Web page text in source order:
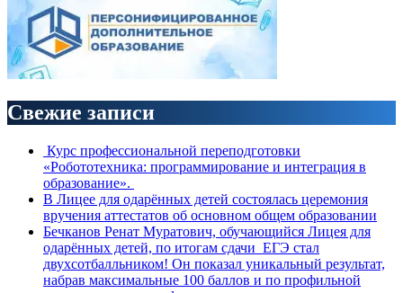
Свежие записи
Курс профессиональной переподготовки
«Робототехника: программирование и интеграция в
образование».
В Лицее для одарённых детей состоялась церемония
вручения аттестатов об основном общем образовании
Бечканов Ренат Муратович, обучающийся Лицея для
одарённых детей, по итогам сдачи ЕГЭ стал
двухсотбалльником! Он показал уникальный результат,
набрав максимальные 100 баллов и по профильной